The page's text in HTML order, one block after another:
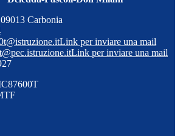
Carbonia
Link per inviare una mail
Link per inviare una mail